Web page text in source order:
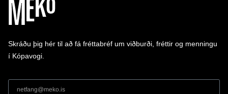
Skráðu þig hér til að fá fréttabréf um viðburði, fréttir og menningu
í Kópavogi.